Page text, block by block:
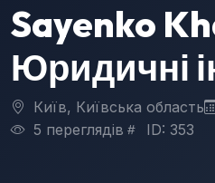
Sayenko
Юридичні
Київ, Київська область
5 переглядів
ID: 353